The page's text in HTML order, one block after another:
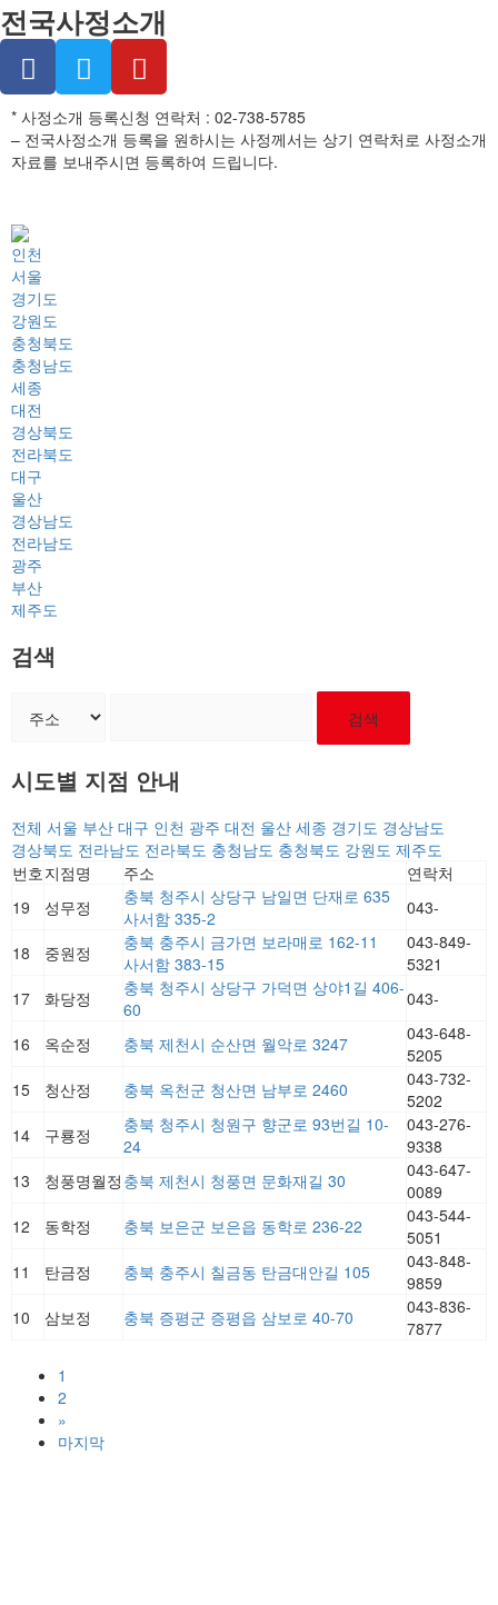
전국사정소개
* 사정소개 등록신청 연락처 : 02-738-5785
– 전국사정소개 등록을 원하시는 사정께서는 상기 연락처로 사정소개
자료를 보내주시면 등록하여 드립니다.
인천
서울
경기도
강원도
충청북도
충청남도
세종
대전
경상북도
전라북도
대구
울산
경상남도
전라남도
광주
부산
제주도
검색
검색
시도별 지점 안내
전체 서울 부산 대구 인천 광주 대전 울산 세종 경기도 경상남도
경상북도 전라남도 전라북도 충청남도 충청북도 강원도 제주도
번호지점명 주소
연락처
19
성무정
충북 청주시 상당구 남일면 단재로 635
사서함 335-2
043-
18 중원정
충북 충주시 금가면 보라매로 162-11
사서함 383-15
043-849-
5321
17
화당정
충북 청주시 상당구 가덕면 상야1길 406-
60
043-
16 옥순정 충북 제천시 순산면 월악로 3247
043-648-
5205
15
청산정 충북 옥천군 청산면 남부로 2460
043-732-
5202
14
구룡정
충북 청주시 청원구 향군로 93번길 10-
24
043-276-
9338
13
청풍명월정 충북 제천시 청풍면 문화재길 30
043-647-
0089
12
동학정 충북 보은군 보은읍 동학로 236-22
043-544-
5051
11
탄금정 충북 충주시 칠금동 탄금대안길 105
043-848-
9859
10
삼보정 충북 증평군 증평읍 삼보로 40-70
043-836-
7877
1
2
»
마지막